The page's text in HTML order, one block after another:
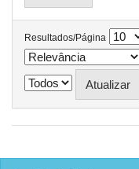
Resultados/Página